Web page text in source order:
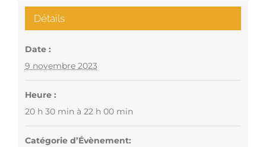
Détails
Date :
9 novembre 2023
Heure :
20 h 30 min à 22 h 00 min
Catégorie d’Évènement: